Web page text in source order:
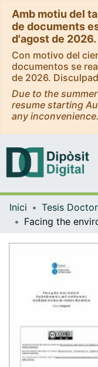
Amb motiu del
de documents
d'agost de
Con motivo del
documentos se
de 2026.
Due to the
resume starting
any inconvenience.
Inici Tesis